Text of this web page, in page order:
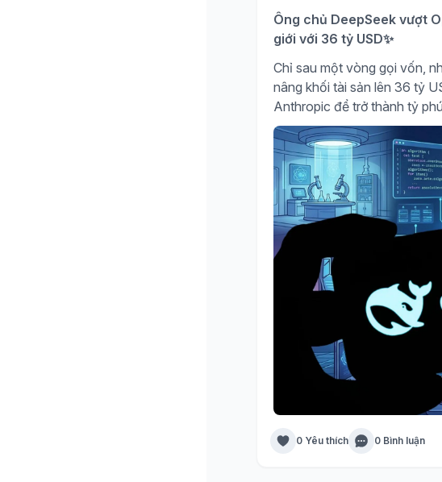
Ông chủ DeepSeek vượt
giới với 36 tỷ USD✨
Chỉ sau một vòng gọi vốn,
nâng khối tài sản lên 36 tỷ
Anthropic để trở thành tỷ
0 Yêu thích 0 Bình luận